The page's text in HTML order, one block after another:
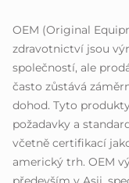
OEM (Original
zdravotnictví jsou
společností, ale
často zůstává
dohod. Tyto
požadavky a
včetně certifikací
americký trh. OEM